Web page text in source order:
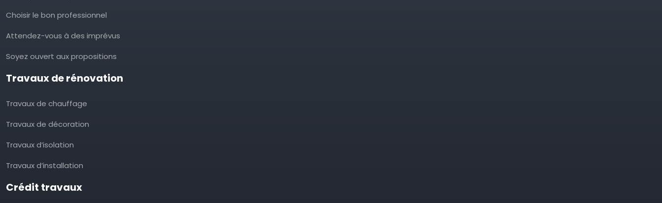
Choisir le bon professionnel
Attendez-vous à des imprévus
Soyez ouvert aux propositions
Travaux de rénovation
Travaux de chauffage
Travaux de décoration
Travaux d’isolation
Travaux d’installation
Crédit travaux